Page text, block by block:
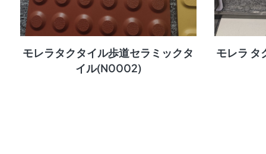
モレラタクタイル歩道セラミックタ
イル(N0002)
モレラ タ